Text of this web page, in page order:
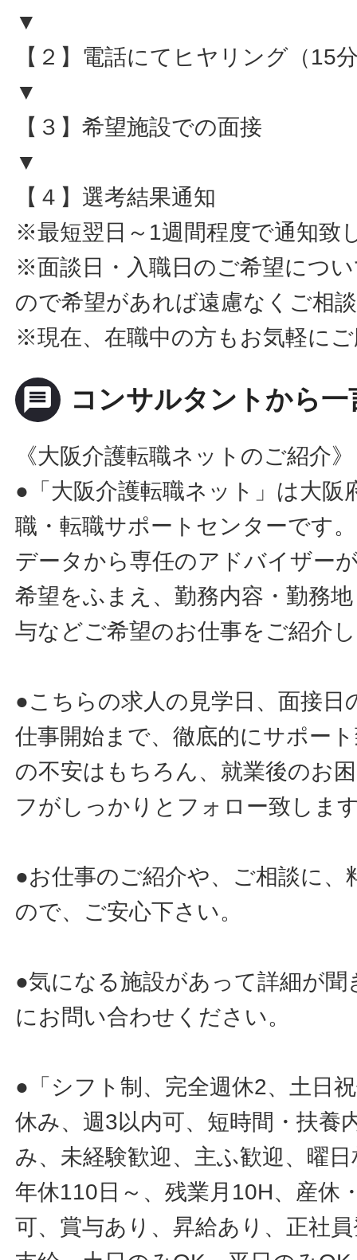
▼
【２】電話にてヒヤリング（15
▼
【３】希望施設での面接
▼
【４】選考結果通知
※最短翌日～1週間程度で通知致
※面談日・入職日のご希望につ
ので希望があれば遠慮なくご相
※現在、在職中の方もお気軽に
message コンサルタントから一
《大阪介護転職ネットのご紹介》
●「大阪介護転職ネット」は大阪
職・転職サポートセンターです
データから専任のアドバイザー
希望をふまえ、勤務内容・勤務
与などご希望のお仕事をご紹介
●こちらの求人の見学日、面接日
仕事開始まで、徹底的にサポー
の不安はもちろん、就業後のお
フがしっかりとフォロー致しま
●お仕事のご紹介や、ご相談に
ので、ご安心下さい。
●気になる施設があって詳細が
にお問い合わせください。
●「シフト制、完全週休2、土日
休み、週3以内可、短時間・扶養
み、未経験歓迎、主ふ歓迎、曜
年休110日～、残業月10H、産休
可、賞与あり、昇給あり、正社